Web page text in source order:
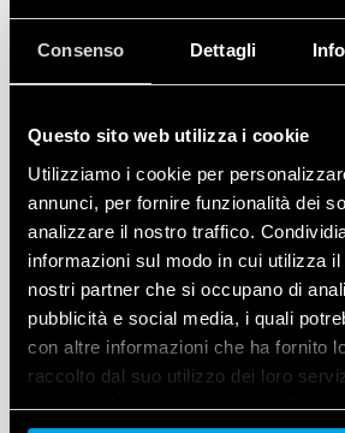
Consenso Dettagli
Questo sito web utilizza i cookie
Utilizziamo i cookie per
annunci, per fornire funzionalità dei
analizzare il nostro traffico.
informazioni sul modo in cui utilizza
nostri partner che si occupano di
pubblicità e social media, i quali
con altre informazioni che ha fornito
raccolto dal suo utilizzo dei loro
nostri cookie se continua ad